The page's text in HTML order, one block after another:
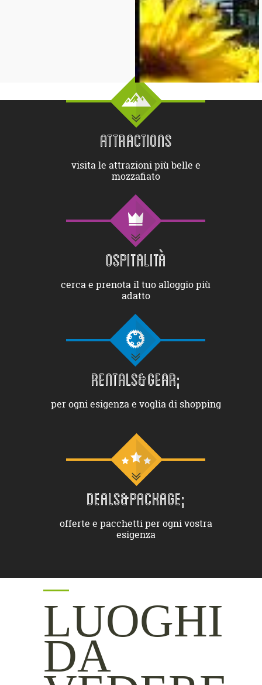
ATTRACTIONS
visita le attrazioni più belle e
mozzafiato
OSPITALITÀ
cerca e prenota il tuo alloggio più
adatto
RENTALS&GEAR;
per ogni esigenza e voglia di shopping
DEALS&PACKAGE;
offerte e pacchetti per ogni vostra
esigenza
LUOGHI
DA